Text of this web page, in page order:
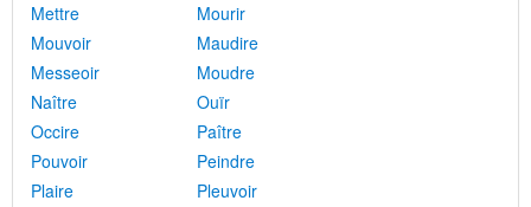
Mettre
Mourir
Mouvoir
Maudire
Messeoir
Moudre
Naître
Ouïr
Occire
Paître
Pouvoir
Peindre
Plaire
Pleuvoir